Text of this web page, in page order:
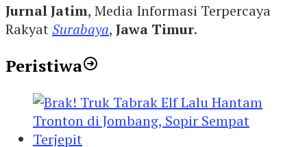
Jurnal Jatim, Media Informasi Terpercaya
RakyatSurabaya, Jawa Timur.
Peristiwa